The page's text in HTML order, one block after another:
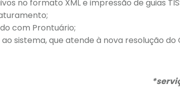
no formato XML e impressão de guias
com Prontuário;
sistema, que atende à nova resolução do